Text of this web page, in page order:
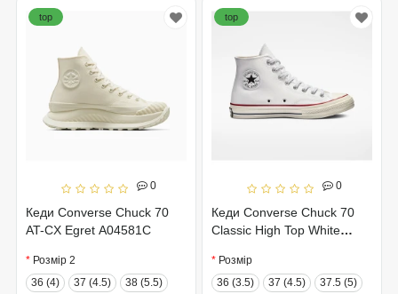
0
Кеди Converse Chuck 70
AT-CX Egret A04581C
top
Розмір 2
36 (4)
37 (4.5)
38 (5.5)
0
Кеди Converse Chuck 70
Classic High Top White
top
Розмір
36 (3.5)
37 (4.5)
37.5 (5)